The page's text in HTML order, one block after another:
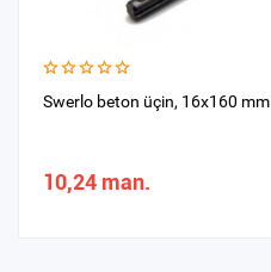
Swerlo beton üçin, 16х160 mm
10,24 man.